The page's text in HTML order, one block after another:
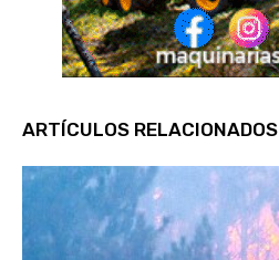
ARTÍCULOS RELACIONADOS